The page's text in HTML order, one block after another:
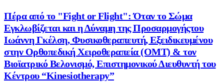
Πέρα από το "Fight or Flight": Όταν το Σώμα
Εγκλωβίζεται και η Δύναμη της Προσαρμογήςτου
Ιωάννη Γκέλση, Φυσικοθεραπευτή, Εξειδικευμένου
στην Ορθοπεδική Χειροθεραπεία (OMT) & τον
Βιοϊατρικό Βελονισμό, Επιστημονικού Διευθυντή του
Κέντρου “Kinesiotherapy”